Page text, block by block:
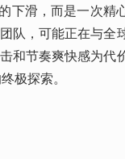
下滑，而是一次精
队，可能正在与全
和节奏爽快感为代
极探索。